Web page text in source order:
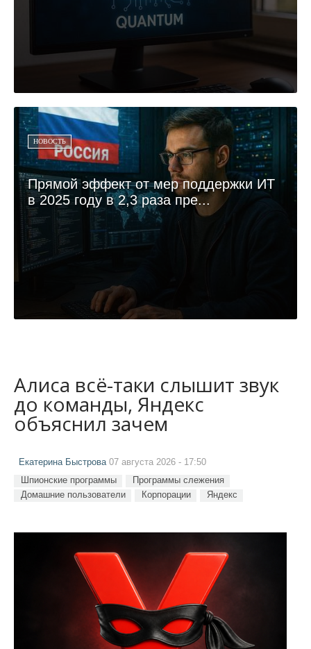
НОВОСТЬ
Прямой эффект от мер поддержки ИТ
в 2025 году в 2,3 раза пре...
Алиса всё-таки слышит звук
до команды, Яндекс
объяснил зачем
Екатерина Быстрова 07 августа 2026 - 17:50
Шпионские программы
Программы слежения
Домашние пользователи
Корпорации Яндекс